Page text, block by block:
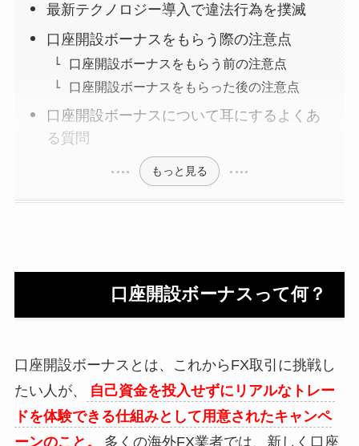
最新テクノロジー導入で違法行為を撲滅
口座開設ボーナスをもらう際の注意点
口座開設ボーナスをもらう前の注意点
口座開設ボーナスをもらった後の注意点
口座開設ボーナスについて耳にするよくあ
る質問
もっと見る
口座開設ボーナスって何？
口座開設ボーナスとは、これからFX取引に挑戦し
たい人が、
自己資金を投入せずにリアルなトレー
ドを体験できる仕組みとして用意されたキャンペ
ーンのこと。
多くの海外FX業者では、新しく口座